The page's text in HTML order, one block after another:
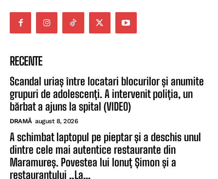
RECENTE
Scandal uriaș între locatari blocurilor și anumite
grupuri de adolescenți. A intervenit poliția, un
bărbat a ajuns la spital (VIDEO)
DRAMĂ august 8, 2026
A schimbat laptopul pe pieptar și a deschis unul
dintre cele mai autentice restaurante din
Maramureș. Povestea lui Ionuț Șimon și a
restaurantului „La...